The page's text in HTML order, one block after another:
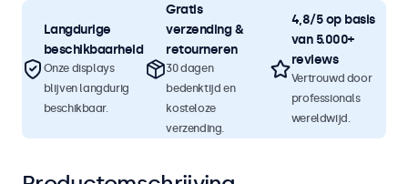
Langdurige
beschikbaarheid
Onze displays
blijven langdurig
beschikbaar.
Gratis
verzending &
retourneren
30 dagen
bedenktijd en
kosteloze
verzending.
4,8/5 op basis
van 5.000+
reviews
Vertrouwd door
professionals
wereldwijd.